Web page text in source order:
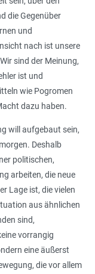
die Gegenüber
und
nach ist unsere
sind der Meinung,
ist und
wie Pogromen
dazu haben.
will aufgebaut sein,
Deshalb
politischen,
arbeiten, die neue
Lage ist, die vielen
aus ähnlichen
sind,
vorrangig
eine äußerst
die vor allem